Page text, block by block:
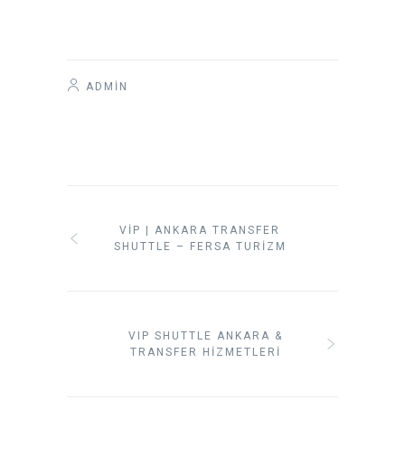
ADMIN
VIP | ANKARA TRANSFER
SHUTTLE – FERSA TURIZM
VIP SHUTTLE ANKARA &
TRANSFER HIZMETLERI